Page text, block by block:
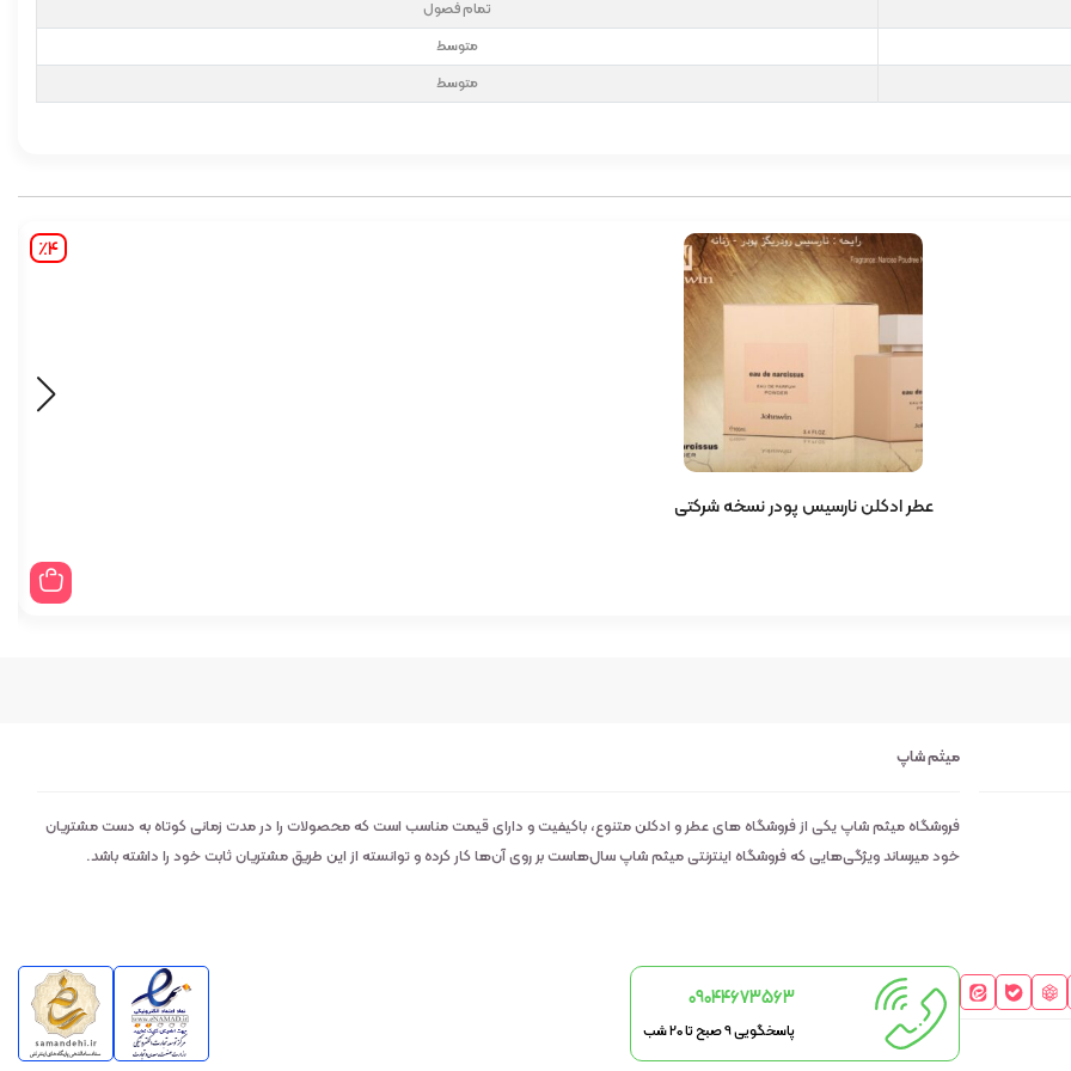
تمام فصول
متوسط
متوسط
٪4
عطر ادکلن نارسیس پودر نسخه شرکتی
میثم شاپ
فروشگاه میثم شاپ یکی از فروشگاه های عطر و ادکلن متنوع، باکیفیت و دارای قیمت مناسب است که محصولات را در مدت زمانی کوتاه به دست مشتریان
خود میرساند ویژگی‌هایی که فروشگاه اینترنتی میثم شاپ سال‌هاست بر روی آن‌ها کار کرده و توانسته از این طریق مشتریان ثابت خود را داشته باشد.
09044673563
پاسخگویی 9 صبح تا 20 شب